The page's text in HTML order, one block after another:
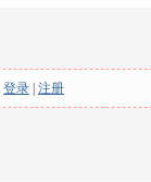
登录 注册